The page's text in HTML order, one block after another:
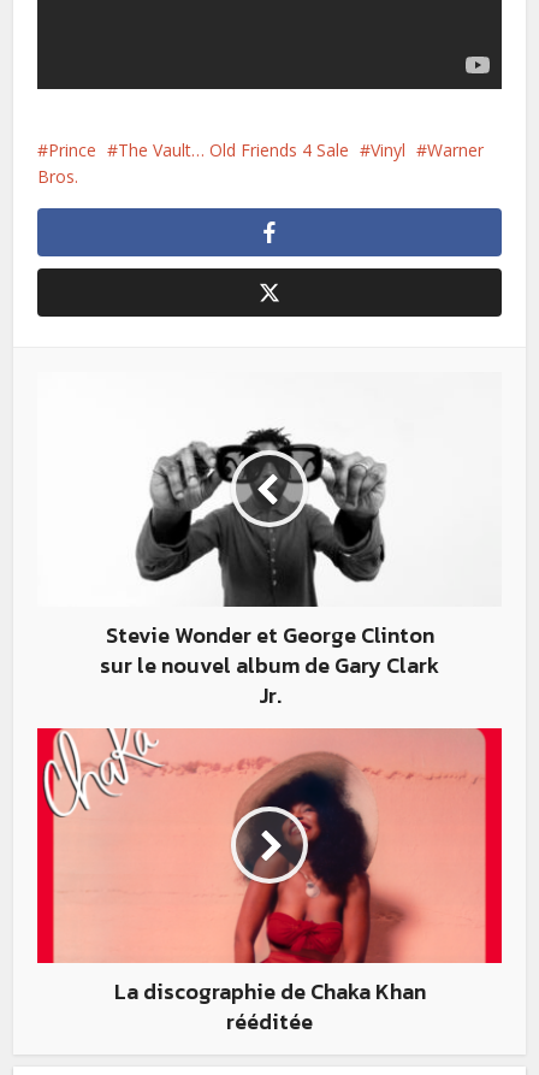
Prince The Vault… Old Friends 4 Sale Vinyl
Warner
Bros.
Stevie Wonder et George Clinton
sur le nouvel album de Gary Clark
Jr.
La discographie de Chaka Khan
rééditée